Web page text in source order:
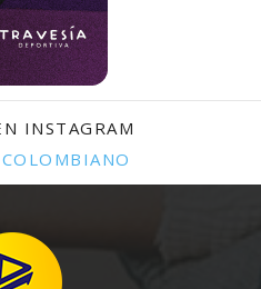
INSTAGRAM